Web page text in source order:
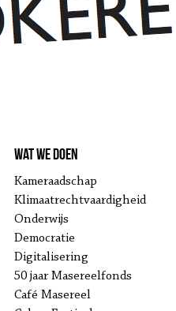
Wat we doen
Kameraadschap
Klimaatrechtvaardigheid
Onderwijs
Democratie
Digitalisering
50 jaar Masereelfonds
Café Masereel